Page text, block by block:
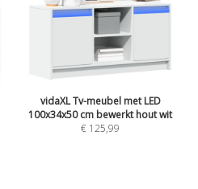
vidaXL Tv-meubel met LED
100x34x50 cm bewerkt hout wit
€ 125,99